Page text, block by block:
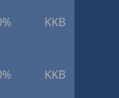
KKB
KKB